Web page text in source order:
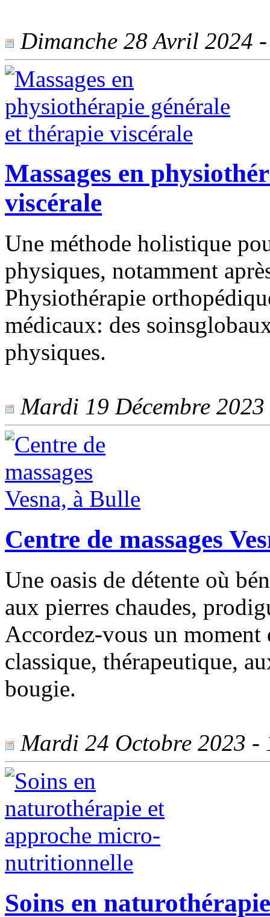
Dimanche 28 Avril 2024
Massages en
viscérale
Une méthode holistique
physiques, notamment
Physiothérapie
médicaux: des
physiques.
Mardi 19 Décembre
Centre de massages
Une oasis de détente où
aux pierres chaudes,
Accordez-vous un moment
classique, thérapeutique,
bougie.
Mardi 24 Octobre 2023 -
Soins en